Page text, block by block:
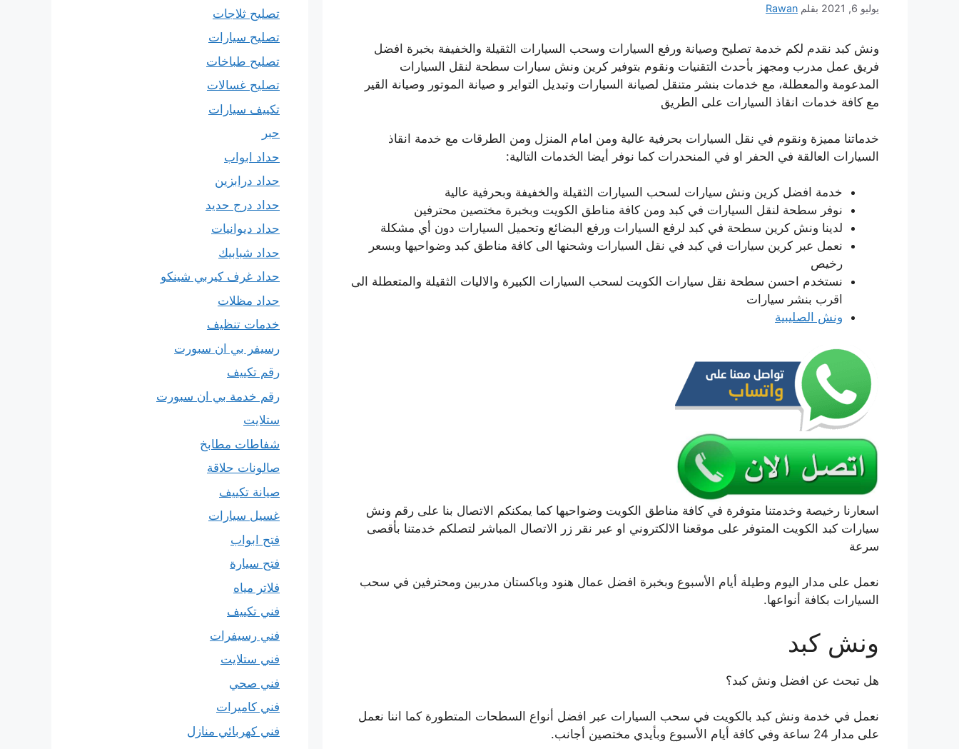
يوليو 6, 2021 بقلم Rawan
ونش كبد نقدم لكم خدمة تصليح وصيانة ورفع السيارات وسحب السيارات الثقيلة والخفيفة بخبرة افضل
فريق عمل مدرب ومجهز بأحدث التقنيات ونقوم بتوفير كرين ونش سيارات سطحة لنقل السيارات
المدعومة والمعطلة، مع خدمات بنشر متنقل لصيانة السيارات وتبديل التواير و صيانة الموتور وصيانة القير
مع كافة خدمات انقاذ السيارات على الطريق
خدماتنا مميزة ونقوم في نقل السيارات بحرفية عالية ومن امام المنزل ومن الطرقات مع خدمة انقاذ
السيارات العالقة في الحفر او في المنحدرات كما نوفر أيضا الخدمات التالية:
خدمة افضل كرين ونش سيارات لسحب السيارات الثقيلة والخفيفة وبحرفية عالية
نوفر سطحة لنقل السيارات في كبد ومن كافة مناطق الكويت وبخبرة مختصين محترفين
لدينا ونش كرين سطحة في كبد لرفع السيارات ورفع البضائع وتحميل السيارات دون أي مشكلة
نعمل عبر كرين سيارات في كبد في نقل السيارات وشحنها الى كافة مناطق كبد وضواحيها وبسعر
رخيص
نستخدم احسن سطحة نقل سيارات الكويت لسحب السيارات الكبيرة والاليات الثقيلة والمتعطلة الى
اقرب بنشر سيارات
ونش الصليبية
اسعارنا رخيصة وخدمتنا متوفرة في كافة مناطق الكويت وضواحيها كما يمكنكم الاتصال بنا على رقم ونش
سيارات كبد الكويت المتوفر على موقعنا الالكتروني او عبر نقر زر الاتصال المباشر لتصلكم خدمتنا بأقصى
سرعة
نعمل على مدار اليوم وطيلة أيام الأسبوع وبخبرة افضل عمال هنود وباكستان مدربين ومحترفين في سحب
السيارات بكافة أنواعها.
ونش كبد
هل تبحث عن افضل ونش كبد؟
نعمل في خدمة ونش كبد بالكويت في سحب السيارات عبر افضل أنواع السطحات المتطورة كما اننا نعمل
على مدار 24 ساعة وفي كافة أيام الأسبوع وبأيدي مختصين أجانب.
تصليح ثلاجات
تصليح سيارات
تصليح طباخات
تصليح غسالات
تكييف سيارات
حبر
حداد ابواب
حداد درابزين
حداد درج حديد
حداد ديوانيات
حداد شبابيك
حداد غرف كيربي شينكو
حداد مظلات
خدمات تنظيف
رسيفر بي ان سبورت
رقم تكييف
رقم خدمة بي ان سبورت
ستلايت
شفاطات مطابخ
صالونات حلاقة
صيانة تكييف
غسيل سيارات
فتح ابواب
فتح سيارة
فلاتر مياه
فني تكييف
فني رسيفرات
فني ستلايت
فني صحي
فني كاميرات
فني كهربائي منازل